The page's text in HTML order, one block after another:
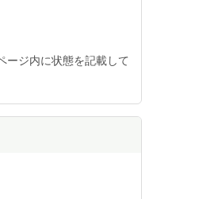
ージ内に状態を記載して